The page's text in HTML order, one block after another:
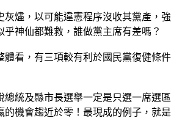
燼，以可能違憲程序沒收其黨產，
神仙都難救，誰做黨主席有差嗎？
看，有三項較有利於國民黨復健
統及縣市長選舉一定是只選一席選
機會趨近於零！最現成的例子，就是